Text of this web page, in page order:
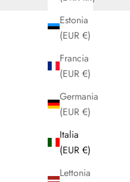
Estonia
(EUR €)
Francia
(EUR €)
Germania
(EUR €)
Italia
(EUR €)
Lettonia